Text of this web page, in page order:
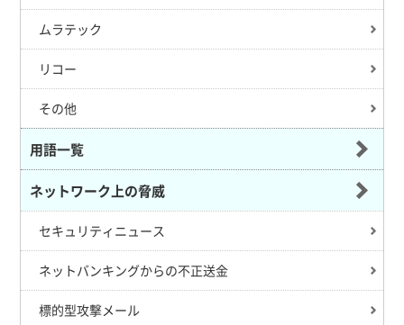
ムラテック
リコー
その他
用語一覧
ネットワーク上の脅威
セキュリティニュース
ネットバンキングからの不正送金
標的型攻撃メール